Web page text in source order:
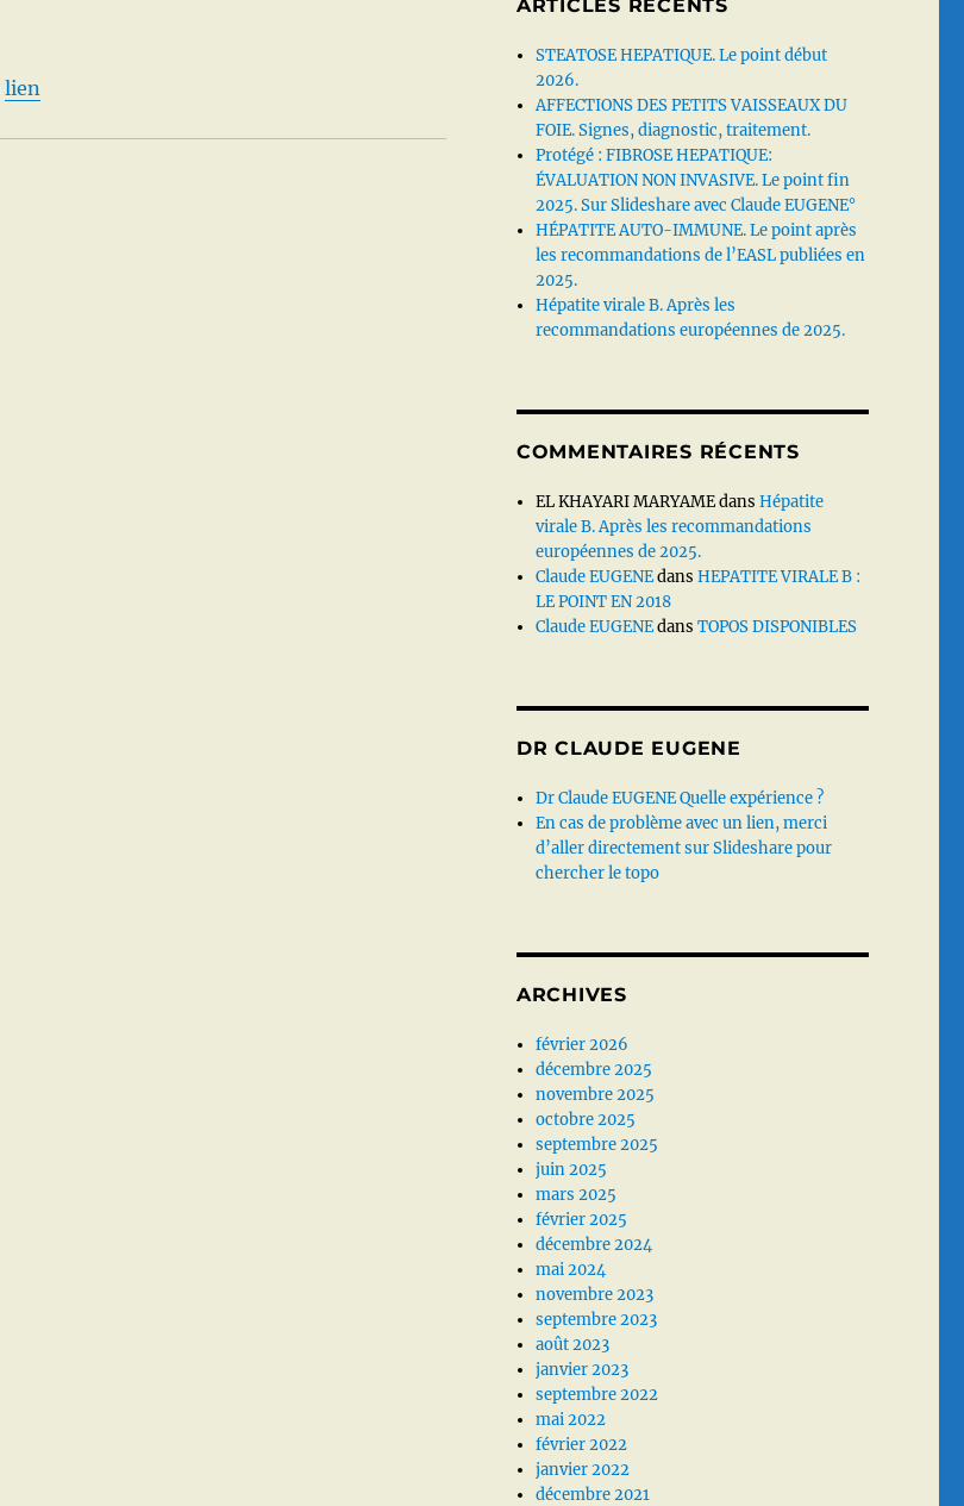
lien
ARTICLES RÉCENTS
STEATOSE HEPATIQUE. Le point début
2026.
AFFECTIONS DES PETITS VAISSEAUX DU
FOIE. Signes, diagnostic, traitement.
Protégé : FIBROSE HEPATIQUE:
ÉVALUATION NON INVASIVE. Le point fin
2025. Sur Slideshare avec Claude EUGENE°
HÉPATITE AUTO-IMMUNE. Le point après
les recommandations de l’EASL publiées en
2025.
Hépatite virale B. Après les
recommandations européennes de 2025.
COMMENTAIRES RÉCENTS
EL KHAYARI MARYAMEdansHépatite
virale B. Après les recommandations
européennes de 2025.
Claude EUGENEdansHEPATITE VIRALE B :
LE POINT EN 2018
Claude EUGENEdansTOPOS DISPONIBLES
DR CLAUDE EUGENE
Dr Claude EUGENE Quelle expérience ?
En cas de problème avec un lien, merci
d’aller directement sur Slideshare pour
chercher le topo
ARCHIVES
février 2026
décembre 2025
novembre 2025
octobre 2025
septembre 2025
juin 2025
mars 2025
février 2025
décembre 2024
mai 2024
novembre 2023
septembre 2023
août 2023
janvier 2023
septembre 2022
mai 2022
février 2022
janvier 2022
décembre 2021